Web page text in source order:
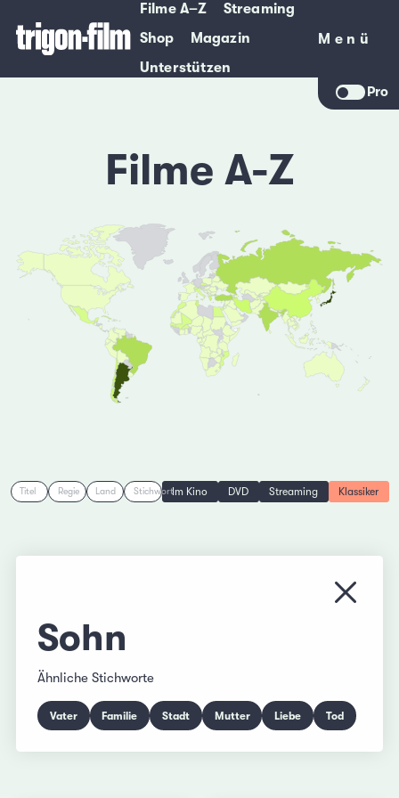
Filme A–Z
Streaming
Shop
Magazin
Unterstützen
Menü
Menü
Pro
Filme A-Z
Titel Regie Land StichwortIm Kino DVD Streaming Klassiker
Menü
Sohn
Ähnliche Stichworte
Vater Familie Stadt Mutter Liebe Tod